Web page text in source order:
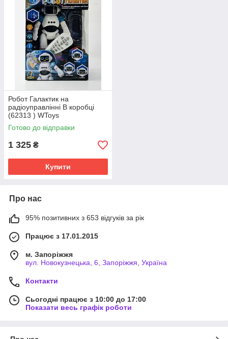
Робот Галактик на
радіоуправлінні В коробці
(62313 ) WToys
Готово до відправки
1 325 ₴
Купити
Про нас
95% позитивних з 653 відгуків за рік
Працює з 17.01.2015
м. Запоріжжя
вул. Новокузнецька, 6, Запоріжжя, Україна
Контакти
Сьогодні працює з 10:00 до 17:00
Показати весь графік роботи